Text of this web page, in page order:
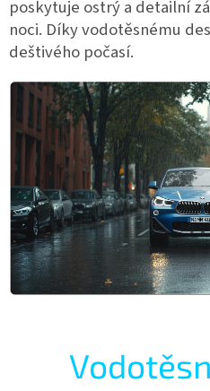
poskytuje ostrý a detailní
noci. Díky vodotěsnému
deštivého počasí.